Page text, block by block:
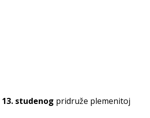
13. studenog pridruže plemenitoj